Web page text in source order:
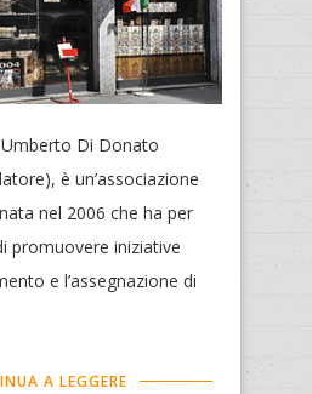
Di Donato
è un’associazione
nel 2006 che ha per
promuovere iniziative
e l’assegnazione di
A LEGGERE